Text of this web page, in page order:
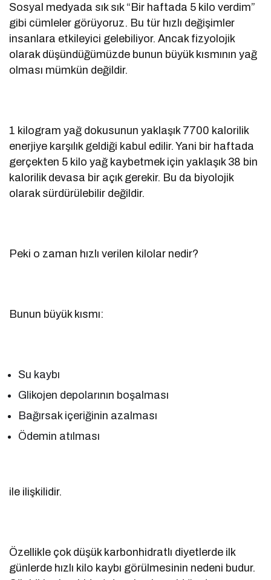
Sosyal medyada sık sık “Bir haftada 5 kilo verdim”
gibi cümleler görüyoruz. Bu tür hızlı değişimler
insanlara etkileyici gelebiliyor. Ancak fizyolojik
olarak düşündüğümüzde bunun büyük kısmının yağ
olması mümkün değildir.
1 kilogram yağ dokusunun yaklaşık 7700 kalorilik
enerjiye karşılık geldiği kabul edilir. Yani bir haftada
gerçekten 5 kilo yağ kaybetmek için yaklaşık 38 bin
kalorilik devasa bir açık gerekir. Bu da biyolojik
olarak sürdürülebilir değildir.
Peki o zaman hızlı verilen kilolar nedir?
Bunun büyük kısmı:
Su kaybı
Glikojen depolarının boşalması
Bağırsak içeriğinin azalması
Ödemin atılması
ile ilişkilidir.
Özellikle çok düşük karbonhidratlı diyetlerde ilk
günlerde hızlı kilo kaybı görülmesinin nedeni budur.